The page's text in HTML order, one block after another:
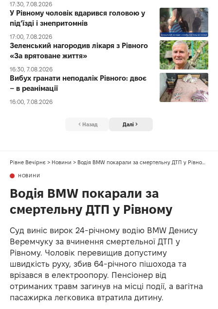
17:30, 7.08.2026
У Рівному чоловік вдарився головою у
під’їзді і знепритомнів
17:00, 7.08.2026
Зеленський нагородив лікаря з Рівного
«За врятоване життя»
16:30, 7.08.2026
Вибух гранати неподалік Рівного: двоє
– в реанімації
16:00, 7.08.2026
Назад Далі
Рівне Вечірнє > Новини > Водія BMW покарали за смертельну ДТП у Рівному
НОВИНИ
Водія BMW покарали за
смертельну ДТП у Рівному
Суд виніс вирок 24-річному водію BMW Денису
Веремчуку за вчинення смертельної ДТП у
Рівному. Чоловік перевищив допустиму
швидкість руху, збив 64-річного пішохода та
врізався в електроопору. Пенсіонер від
отриманих травм загинув на місці події, а вагітна
пасажирка легковика втратила дитину.